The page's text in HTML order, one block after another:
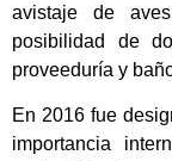
avistaje de
posibilidad de
proveeduría y
En 2016 fue
importancia